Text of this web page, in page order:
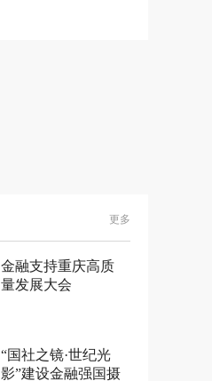
更多
金融支持重庆高质
量发展大会
“国社之镜·世纪光
影”建设金融强国摄